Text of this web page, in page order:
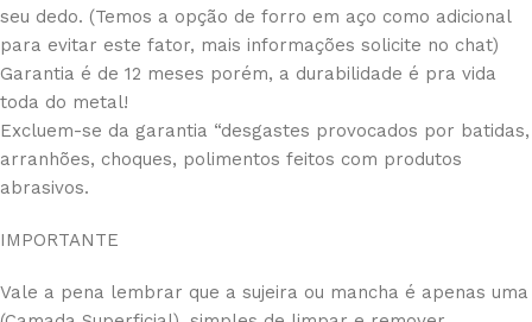
seu dedo. (Temos a opção de forro em aço como adicional
para evitar este fator, mais informações solicite no chat)
Garantia é de 12 meses porém, a durabilidade é pra vida
toda do metal!
Excluem-se da garantia “desgastes provocados por batidas,
arranhões, choques, polimentos feitos com produtos
abrasivos.
IMPORTANTE
Vale a pena lembrar que a sujeira ou mancha é apenas uma